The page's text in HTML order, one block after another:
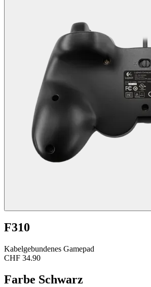
F310
Kabelgebundenes Gamepad
CHF 34.90
Farbe Schwarz